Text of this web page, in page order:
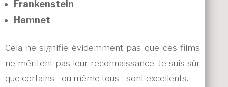
Frankenstein
Hamnet
Cela ne signifie évidemment pas que ces films
ne méritent pas leur reconnaissance. Je suis sûr
que certains - ou même tous - sont excellents.